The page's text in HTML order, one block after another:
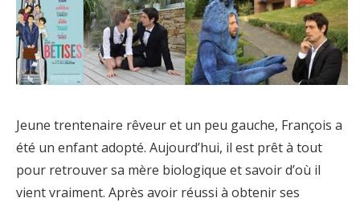
Jeune trentenaire rêveur et un peu gauche, François a
été un enfant adopté. Aujourd’hui, il est prêt à tout
pour retrouver sa mère biologique et savoir d’où il
vient vraiment. Après avoir réussi à obtenir ses